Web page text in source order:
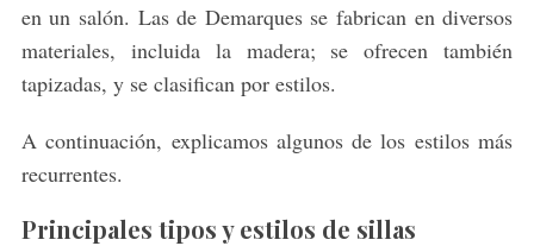
en un salón. Las de Demarques se fabrican en diversos
materiales, incluida la madera; se ofrecen también
tapizadas, y se clasifican por estilos.
A continuación, explicamos algunos de los estilos más
recurrentes.
Principales tipos y estilos de sillas